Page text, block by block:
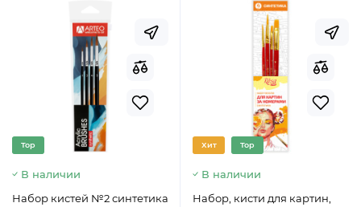
Top
В наличии
Набор кистей №2 синтетика
Хит Top
В наличии
Набор, кисти для картин,